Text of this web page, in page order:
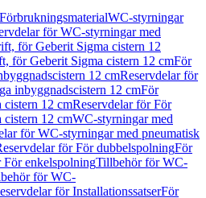
FörbrukningsmaterialWC-styrningar
för WC-styrningar med
för Geberit Sigma cistern 12
för Geberit Sigma cistern 12 cmFör
12 cmReservdelar för
inbyggnadscistern 12 cmFör
12 cmReservdelar för För
12 cmWC-styrningar med
för WC-styrningar med pneumatisk
för För dubbelspolningFör
För enkelspolningTillbehör för WC-
för WC-
för InstallationssatserFör